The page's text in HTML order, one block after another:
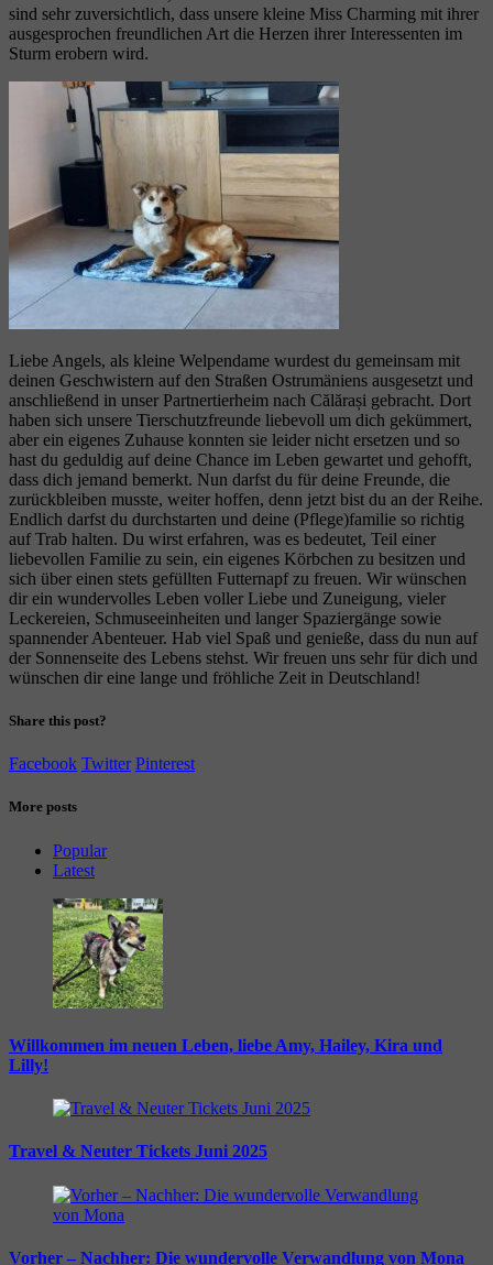
sind sehr zuversichtlich, dass unsere kleine Miss Charming mit ihrer
ausgesprochen freundlichen Art die Herzen ihrer Interessenten im
Sturm erobern wird.
Liebe Angels, als kleine Welpendame wurdest du gemeinsam mit
deinen Geschwistern auf den Straßen Ostrumäniens ausgesetzt und
anschließend in unser Partnertierheim nach Călărași gebracht. Dort
haben sich unsere Tierschutzfreunde liebevoll um dich gekümmert,
aber ein eigenes Zuhause konnten sie leider nicht ersetzen und so
hast du geduldig auf deine Chance im Leben gewartet und gehofft,
dass dich jemand bemerkt. Nun darfst du für deine Freunde, die
zurückbleiben musste, weiter hoffen, denn jetzt bist du an der Reihe.
Endlich darfst du durchstarten und deine (Pflege)familie so richtig
auf Trab halten. Du wirst erfahren, was es bedeutet, Teil einer
liebevollen Familie zu sein, ein eigenes Körbchen zu besitzen und
sich über einen stets gefüllten Futternapf zu freuen. Wir wünschen
dir ein wundervolles Leben voller Liebe und Zuneigung, vieler
Leckereien, Schmuseeinheiten und langer Spaziergänge sowie
spannender Abenteuer. Hab viel Spaß und genieße, dass du nun auf
der Sonnenseite des Lebens stehst. Wir freuen uns sehr für dich und
wünschen dir eine lange und fröhliche Zeit in Deutschland!
Share this post?
Facebook Twitter Pinterest
More posts
Popular
Latest
Willkommen im neuen Leben, liebe Amy, Hailey, Kira und
Lilly!
Travel & Neuter Tickets Juni 2025
Vorher – Nachher: Die wundervolle Verwandlung von Mona